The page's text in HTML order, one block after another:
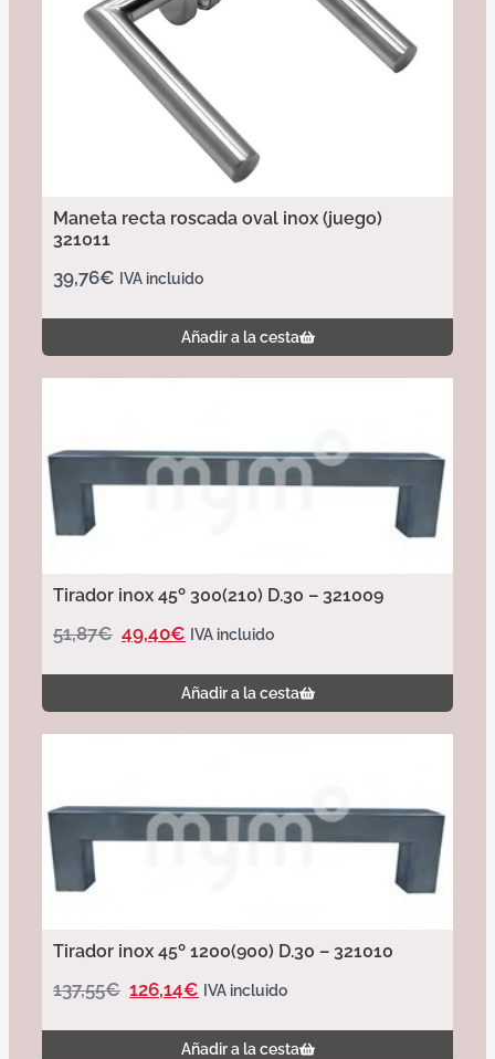
Maneta recta roscada oval inox (juego)
321011
39,76€ IVA incluido
Añadir a la cesta
Tirador inox 45º 300(210) D.30 – 321009
51,87€ 49,40€ IVA incluido
Añadir a la cesta
Tirador inox 45º 1200(900) D.30 – 321010
137,55€ 126,14€ IVA incluido
Añadir a la cesta